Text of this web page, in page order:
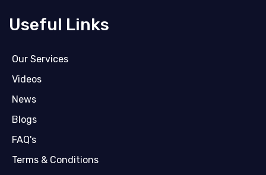
Useful Links
Our Services
Videos
News
Blogs
FAQ's
Terms & Conditions